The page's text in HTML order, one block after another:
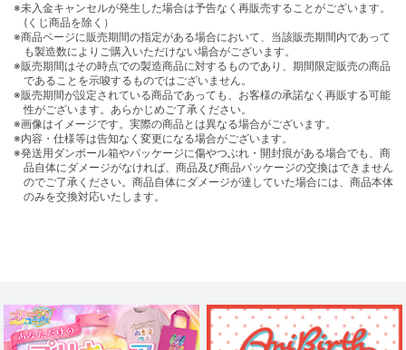
※未入金キャンセルが発生した場合は予告なく再販売することがございます。
(くじ商品を除く）
※商品ページに販売期間の指定がある場合において、当該販売期間内であって
も製造数によりご購入いただけない場合がございます。
※販売期間はその時点での製造商品に対するものであり、期間限定販売の商品
であることを示唆するものではございません。
※販売期間が設定されている商品であっても、お客様の承諾なく再販する可能
性がございます。あらかじめご了承ください。
※画像はイメージです。実際の商品とは異なる場合がございます。
※内容・仕様等は告知なく変更になる場合がございます。
※発送用ダンボール箱やパッケージに傷やつぶれ・開封痕がある場合でも、商
品自体にダメージがなければ、商品及び商品パッケージの交換はできません
のでご了承ください。商品自体にダメージが達していた場合には、商品本体
のみを交換対応いたします。